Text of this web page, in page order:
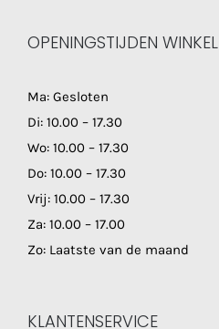
OPENINGSTIJDEN WINKEL
Ma: Gesloten
Di: 10.00 – 17.30
Wo: 10.00 – 17.30
Do: 10.00 – 17.30
Vrij: 10.00 – 17.30
Za: 10.00 – 17.00
Zo: Laatste van de maand
KLANTENSERVICE